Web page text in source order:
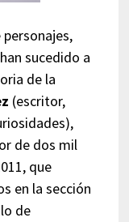
sucedido a
de la
(escritor,
de dos mil
que
en la sección
de